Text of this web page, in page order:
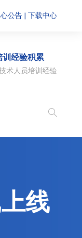
公告 | 下载中心
训经验积累
术人员培训经验
线